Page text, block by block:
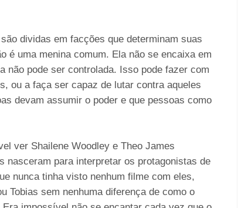
dividas em facções que determinam suas
é uma menina comum. Ela não se encaixa em
não pode ser controlada. Isso pode fazer com
ou a faça ser capaz de lutar contra aqueles
devam assumir o poder e que pessoas como
ver Shailene Woodley e Theo James
nasceram para interpretar os protagonistas de
nunca tinha visto nenhum filme com eles,
Tobias sem nenhuma diferença de como o